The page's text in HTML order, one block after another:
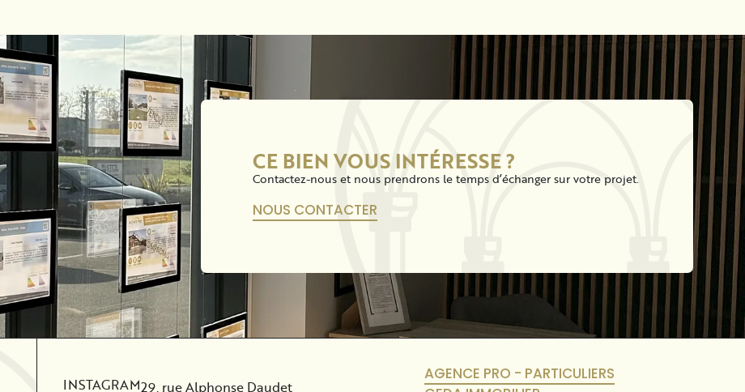
CE BIEN VOUS INTÉRESSE ?
Contactez-nous et nous prendrons le temps d’échanger sur votre projet.
NOUS CONTACTER
INSTAGRAM29, rue Alphonse Daudet
AGENCE PRO - PARTICULIERS